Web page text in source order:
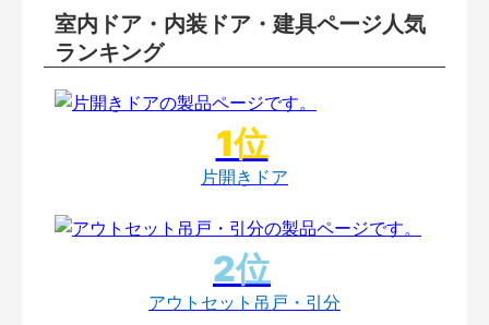
室内ドア・内装ドア・建具ページ人気
ランキング
片開きドア
アウトセット吊戸・引分